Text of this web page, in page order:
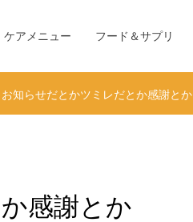
ケアメニュー フード＆サプリ
お知らせだとかツミレだとか感謝とか
感謝とか